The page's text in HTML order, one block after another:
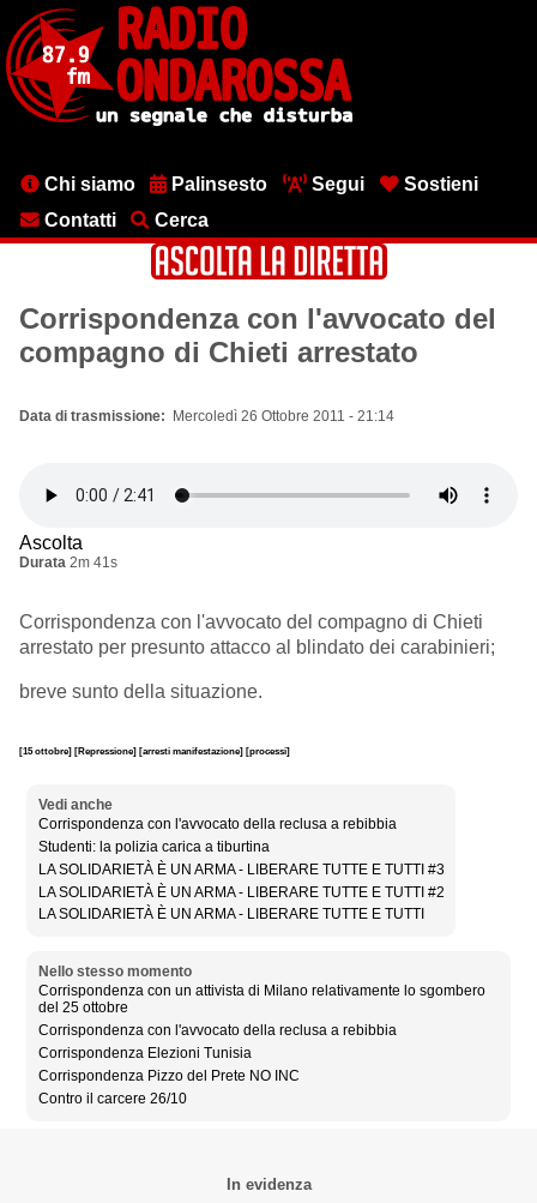
contenuto
principale
MenuChi siamo Palinsesto Segui
Sostieni
Contatti
Cerca
Corrispondenza con l'avvocato del
compagno di Chieti arrestato
Data di trasmissione Mercoledì 26 Ottobre 2011 - 21:14
Ascolta
Durata 2m 41s
Corrispondenza con l'avvocato del compagno di Chieti
arrestato per presunto attacco al blindato dei carabinieri;
breve sunto della situazione.
[15 ottobre] [Repressione] [arresti manifestazione] [processi]
Vedi anche
Corrispondenza con l'avvocato della reclusa a rebibbia
Studenti: la polizia carica a tiburtina
LA SOLIDARIETÀ È UN ARMA - LIBERARE TUTTE E TUTTI #3
LA SOLIDARIETÀ È UN ARMA - LIBERARE TUTTE E TUTTI #2
LA SOLIDARIETÀ È UN ARMA - LIBERARE TUTTE E TUTTI
Nello stesso momento
Corrispondenza con un attivista di Milano relativamente lo sgombero
del 25 ottobre
Corrispondenza con l'avvocato della reclusa a rebibbia
Corrispondenza Elezioni Tunisia
Corrispondenza Pizzo del Prete NO INC
Contro il carcere 26/10
In evidenza